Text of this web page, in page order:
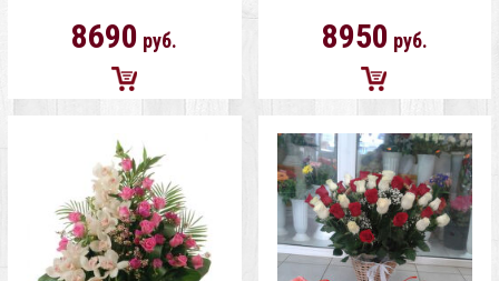
8690 руб.
Добавить
корзину
8950 руб.
Добавить
в
корзину